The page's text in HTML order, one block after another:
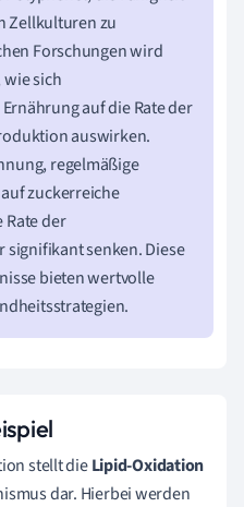
Zellkulturen zu
Forschungen wird
sich
auf die Rate der
auswirken.
regelmäßige
zuckerreiche
der
senken. Diese
bieten wertvolle
stellt dieLipid-Oxidation
dar. Hierbei werden